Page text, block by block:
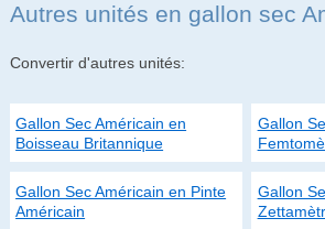
Autres unités en gallon sec
Convertir d'autres unités:
Gallon Sec Américain en
Boisseau Britannique
Gallon
Gallon Sec Américain en Pinte
Américain
Gallon